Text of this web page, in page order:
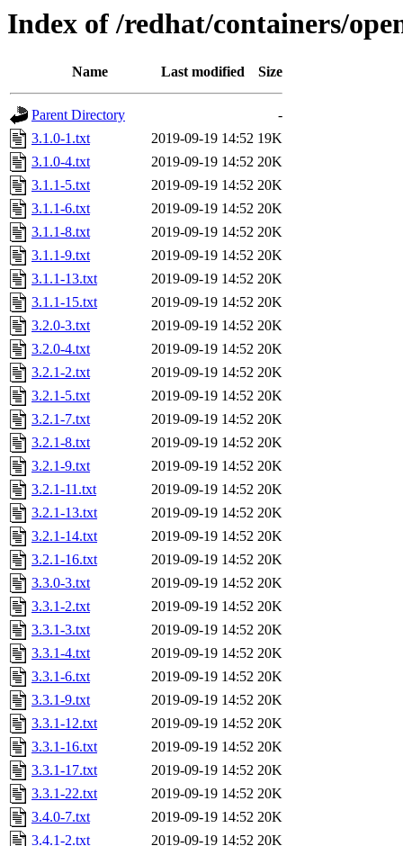
Index of /redhat/containers/
Name Last modified Size
Parent Directory
-
3.1.0-1.txt
2019-09-19 14:52 19K
3.1.0-4.txt
2019-09-19 14:52 20K
3.1.1-5.txt
2019-09-19 14:52 20K
3.1.1-6.txt
2019-09-19 14:52 20K
3.1.1-8.txt
2019-09-19 14:52 20K
3.1.1-9.txt
2019-09-19 14:52 20K
3.1.1-13.txt
2019-09-19 14:52 20K
3.1.1-15.txt
2019-09-19 14:52 20K
3.2.0-3.txt
2019-09-19 14:52 20K
3.2.0-4.txt
2019-09-19 14:52 20K
3.2.1-2.txt
2019-09-19 14:52 20K
3.2.1-5.txt
2019-09-19 14:52 20K
3.2.1-7.txt
2019-09-19 14:52 20K
3.2.1-8.txt
2019-09-19 14:52 20K
3.2.1-9.txt
2019-09-19 14:52 20K
3.2.1-11.txt
2019-09-19 14:52 20K
3.2.1-13.txt
2019-09-19 14:52 20K
3.2.1-14.txt
2019-09-19 14:52 20K
3.2.1-16.txt
2019-09-19 14:52 20K
3.3.0-3.txt
2019-09-19 14:52 20K
3.3.1-2.txt
2019-09-19 14:52 20K
3.3.1-3.txt
2019-09-19 14:52 20K
3.3.1-4.txt
2019-09-19 14:52 20K
3.3.1-6.txt
2019-09-19 14:52 20K
3.3.1-9.txt
2019-09-19 14:52 20K
3.3.1-12.txt
2019-09-19 14:52 20K
3.3.1-16.txt
2019-09-19 14:52 20K
3.3.1-17.txt
2019-09-19 14:52 20K
3.3.1-22.txt
2019-09-19 14:52 20K
3.4.0-7.txt
2019-09-19 14:52 20K
3.4.1-2.txt
2019-09-19 14:52 20K